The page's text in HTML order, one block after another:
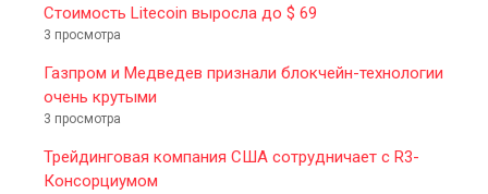
Стоимость Litecoin выросла до $ 69
3 просмотра
Газпром и Медведев признали блокчейн-технологии
очень крутыми
3 просмотра
Трейдинговая компания США сотрудничает с R3-
Консорциумом